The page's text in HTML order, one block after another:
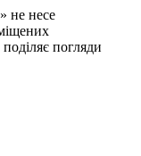
не несе
погляди